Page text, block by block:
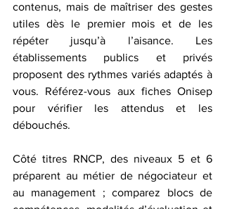
contenus, mais de maîtriser des gestes
utiles dès le premier mois et de les
répéter jusqu’à l’aisance. Les
établissements publics et privés
proposent des rythmes variés adaptés à
vous. Référez-vous aux fiches Onisep
pour vérifier les attendus et les
débouchés.
Côté titres RNCP, des niveaux 5 et 6
préparent au métier de négociateur et
au management ; comparez blocs de